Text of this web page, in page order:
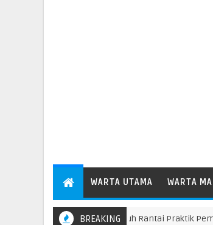
WARTA UTAMA WARTA
BREAKING
DKI Tindak Seluruh Rantai Praktik